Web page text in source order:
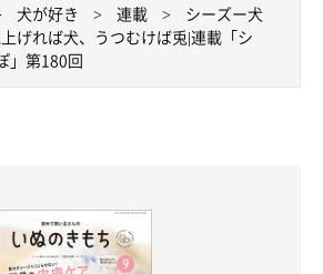
犬が好き 連載
シーズー犬
げれば犬、うつむけば兎|連載「シ
」第180回